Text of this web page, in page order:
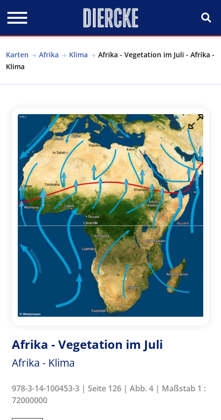
Karten Afrika Klima
Afrika - Vegetation im Juli - Afrika -
Klima
Afrika - Vegetation im Juli
Afrika - Klima
978-3-14-100453-3 | Seite 126 | Abb. 4 | Maßstab 1 :
72000000